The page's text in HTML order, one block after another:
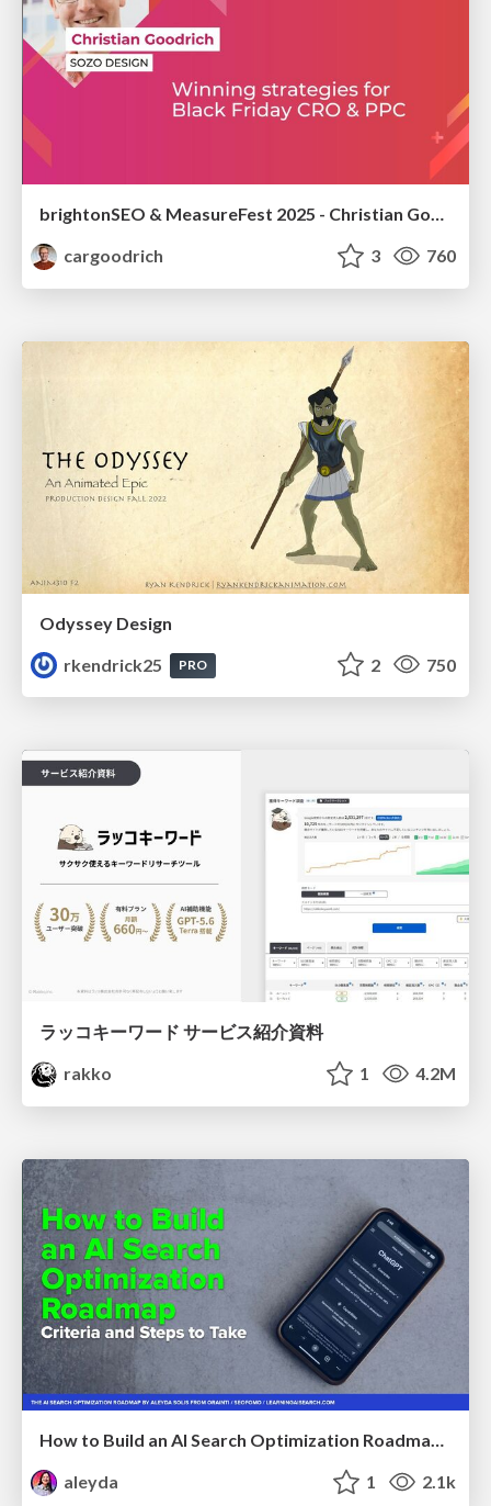
brightonSEO & MeasureFest 2025 - Christian Goodrich - Winning strategies for Black Friday CRO & PPC
cargoodrich
3 760
Odyssey Design
rkendrick25
PRO 2 750
ラッコキーワード サービス紹介資料
rakko
1 4.2M
How to Build an AI Search Optimization Roadmap - Criteria and Steps to Take #SEOIRL
aleyda
1 2.1k